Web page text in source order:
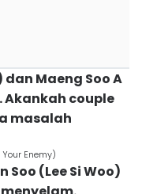
dan Maeng Soo A
Akankah couple
masalah
Enemy)
Soo (Lee Si Woo)